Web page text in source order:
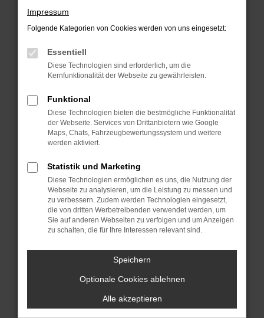
Manche Erweiterungen, wie Werbeblocker,
können das Laden bestimmter Seiten
verhindern. Funktioniert die Seite in einem
anderen Browser oder in einem privaten
Starte dein Gerät neu.
Das kann manchmal helfen, vorübergehende
Probleme zu beheben.
Stelle sicher, dass dein Browser und dein
Betriebssystem auf dem neuesten Stand
Veraltete Software birgt nicht nur ein
Sicherheitsrisiko, sondern kann auch dazu
führen, dass bestimmte Funktionen nicht mehr
unterstützt werden.
Wenn du alle oben genannten Schritte versucht
versuchen, das Problem zu beheben. Du kannst
uns diesen Text schicken, um uns bei der
Fehlersuche zu unterstützen:
Impressum
Folgende Kategorien von Cookies werden von uns eingesetzt:
Essentiell
Diese Technologien sind erforderlich, um die
Kernfunktionalität der Webseite zu gewährleisten.
Funktional
Diese Technologien bieten die bestmögliche Funktionalität
der Webseite. Services von Drittanbietern wie Google
Maps, Chats, Fahrzeugbewertungssystem und weitere
werden aktiviert.
Statistik und Marketing
Diese Technologien ermöglichen es uns, die Nutzung der
Webseite zu analysieren, um die Leistung zu messen und
zu verbessern. Zudem werden Technologien eingesetzt,
die von dritten Werbetreibenden verwendet werden, um
Sie auf anderen Webseiten zu verfolgen und um Anzeigen
zu schalten, die für Ihre Interessen relevant sind.
Speichern
Optionale Cookies ablehnen
Alle akzeptieren